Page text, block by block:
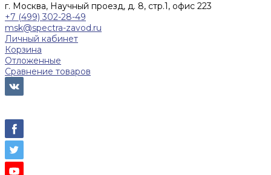
г. Москва, Научный проезд, д. 8, стр.1, офис 223
+7 (499) 302-28-49
msk@spectra-zavod.ru
Личный кабинет
Корзина
Отложенные
Сравнение товаров